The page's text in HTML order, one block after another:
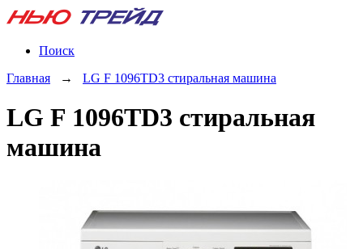
Поиск
Главная → LG F 1096TD3 стиральная машина
LG F 1096TD3 стиральная
машина